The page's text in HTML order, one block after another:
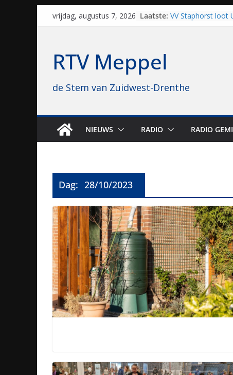
Skipvrijdag, augustus 7, 2026 Laatste: VV Staphorst loot
Hoogeveen over:
brullende
grasbaanraces
RTV Meppel
de Stem van Zuidwest-Drenthe
NIEUWS RADIO RADIO
Dag: 28/10/2023